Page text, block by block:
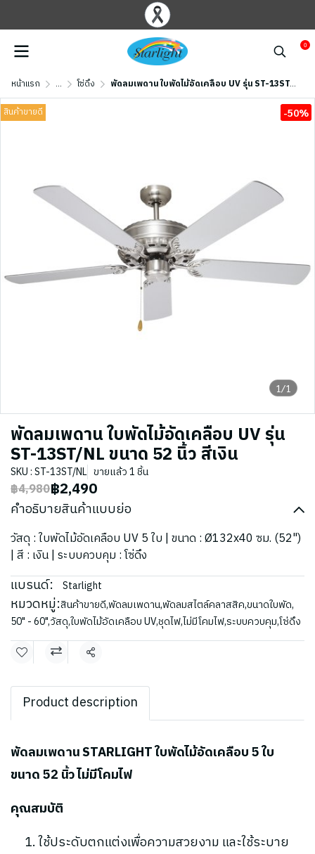
0
หน้าแรก ... โซ่ดึง พัดลมเพดาน ใบพัดไม้อัดเคลือบ UV รุ่น ST-13ST/NL ขนาด 52 นิ้ว สีเงิน
1/1
สินค้าขายดี -50%
พัดลมเพดาน ใบพัดไม้อัดเคลือบ UV รุ่น
ST-13ST/NL ขนาด 52 นิ้ว สีเงิน
SKU : ST-13ST/NL ขายแล้ว 1 ชิ้น
฿4,980฿2,490
คำอธิบายสินค้าแบบย่อ
วัสดุ : ใบพัดไม้อัดเคลือบ UV 5 ใบ | ขนาด : Ø132x40 ซม. (52")
| สี : เงิน | ระบบควบคุม : โซ่ดึง
แบรนด์: Starlight
หมวดหมู่:สินค้าขายดี,พัดลมเพดาน,พัดลมสไตล์คลาสสิค,ขนาดใบพัด,
50" - 60",วัสดุ,ใบพัดไม้อัดเคลือบ UV,ชุดไฟ,ไม่มีโคมไฟ,ระบบควบคุม,โซ่ดึง
แชร์
Product description
พัดลมเพดาน STARLIGHT ใบพัดไม้อัดเคลือบ 5 ใบ
ขนาด 52 นิ้ว ไม่มีโคมไฟ
คุณสมบัติ
ใช้ประดับตกแต่งเพื่อความสวยงาม และใช้ระบาย